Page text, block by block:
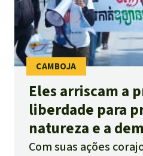
Eles arriscam a
liberdade para
natureza e a
Com suas ações